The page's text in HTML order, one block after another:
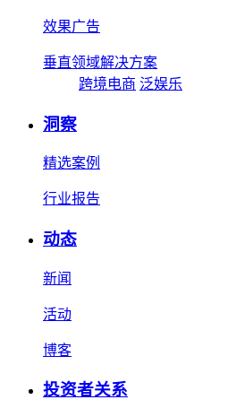
效果广告
垂直领域解决方案
跨境电商 泛娱乐
洞察
精选案例
行业报告
动态
新闻
活动
博客
投资者关系